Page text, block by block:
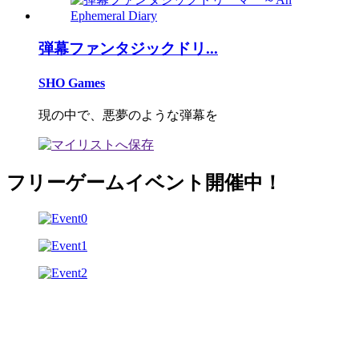
弾幕ファンタジックドリ...
SHO Games
現の中で、悪夢のような弾幕を
フリーゲームイベント開催中！